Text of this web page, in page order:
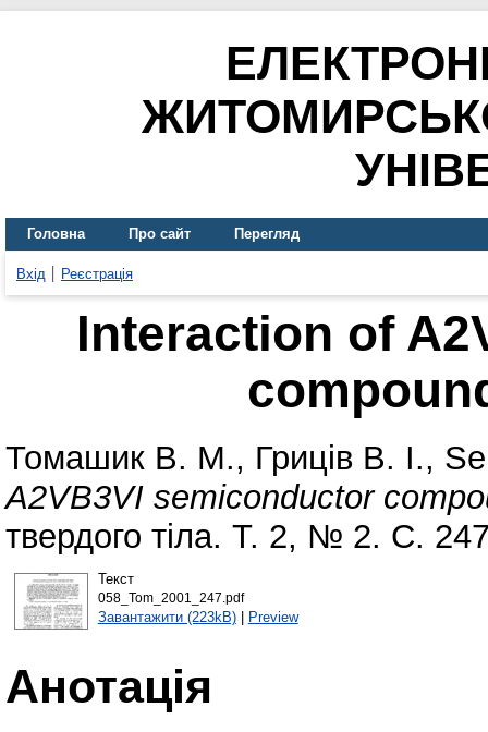
Головна Про сайт Перегляд
Вхід Реєстрація
Interaction of
Томашик В. М., Гриців В. І.,
A2VB3VI semiconductor
твердого тіла. Т. 2, № 2. С.
Текст
058_Tom_2001_247.pdf
Завантажити (223kB)| Preview
Анотація